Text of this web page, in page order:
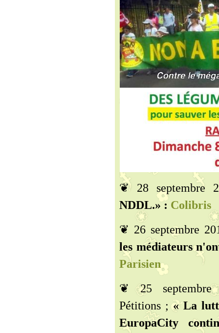
❦ 28 septembre
NDDL.» : Colibris
❦ 26 septembre
les médiateurs
Parisien
❦ 25
Pétitions ;« La
EuropaCity